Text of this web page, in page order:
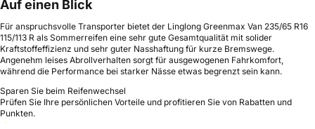
Auf einen Blick
Für anspruchsvolle Transporter bietet der Linglong Greenmax Van 235/65 R16
115/113 R als Sommerreifen eine sehr gute Gesamtqualität mit solider
Kraftstoffeffizienz und sehr guter Nasshaftung für kurze Bremswege.
Angenehm leises Abrollverhalten sorgt für ausgewogenen Fahrkomfort,
während die Performance bei starker Nässe etwas begrenzt sein kann.
Sparen Sie beim Reifenwechsel
Prüfen Sie Ihre persönlichen Vorteile und profitieren Sie von Rabatten und
Punkten.